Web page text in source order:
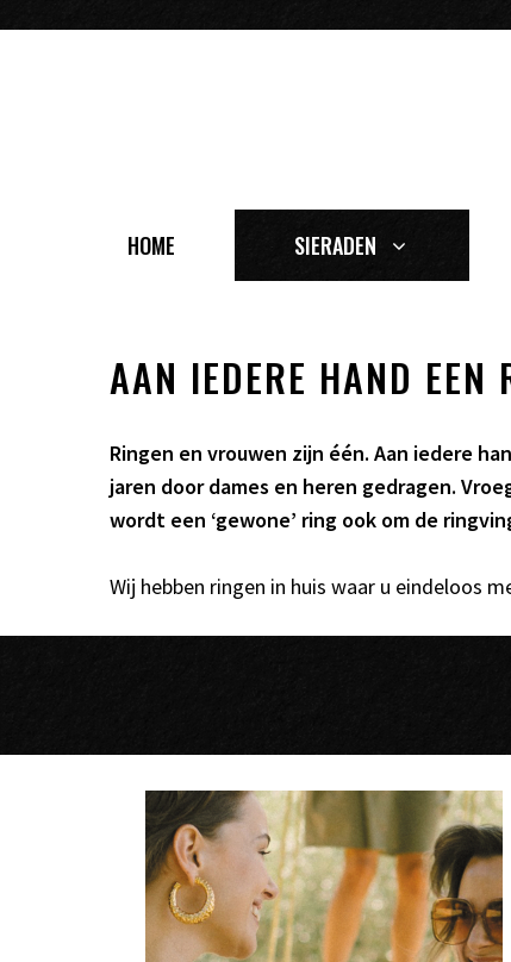
HOME SIERADEN
AAN IEDERE HAND EEN
Ringen en vrouwen zijn één. Aan iedere
jaren door dames en heren gedragen.
wordt een ‘gewone’ ring ook om de
Wij hebben ringen in huis waar u eindeloos